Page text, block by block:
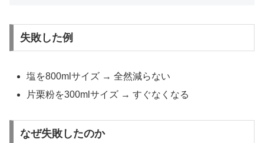
失敗した例
塩を800mlサイズ → 全然減らない
片栗粉を300mlサイズ → すぐなくなる
なぜ失敗したのか